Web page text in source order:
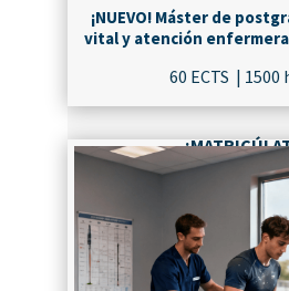
¡NUEVO! Máster de
vital y atención
60 ECTS | 1500